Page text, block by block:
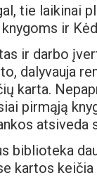
tie laikinai
ir
ir darbo
dalyvauja
karta.
pirmąją
atsiveda
biblioteka
kartos